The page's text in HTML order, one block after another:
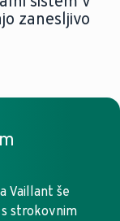
zanesljivo
Vaillant še
s strokovnim